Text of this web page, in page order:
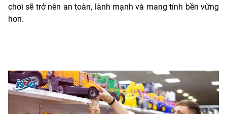
chơi sẽ trở nên an toàn, lành mạnh và mang tính bền vững
hơn.